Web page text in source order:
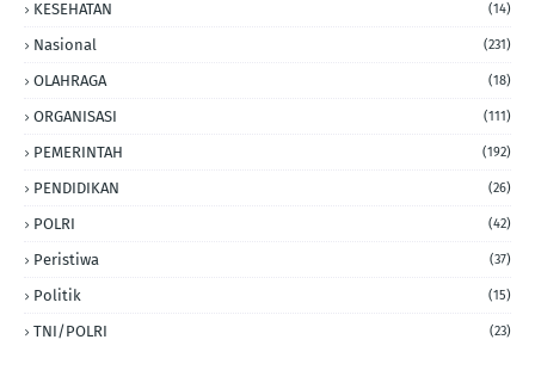
KESEHATAN (14)
Nasional (231)
OLAHRAGA (18)
ORGANISASI (111)
PEMERINTAH (192)
PENDIDIKAN (26)
POLRI (42)
Peristiwa (37)
Politik (15)
TNI/POLRI (23)